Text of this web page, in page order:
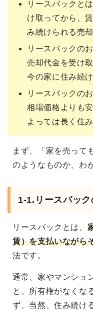
リースバックと
け取ってから、
み続けられる売
リースバックの
売却代金を受け
今の家に住み続
リースバックの
相場価格よりも
よっては長く住
まず、「家を売って
のようなものか、わ
1-1.リースバッ
リースバックとは、
賃）を支払いながら
法です。
通常、家やマンショ
と、所有権がなくな
ず、当然、住み続け